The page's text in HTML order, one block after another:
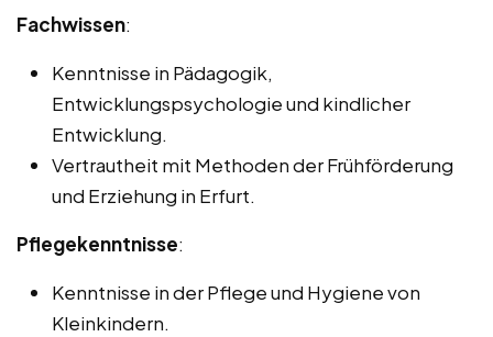
Fachwissen:
Kenntnisse in Pädagogik,
Entwicklungspsychologie und kindlicher
Entwicklung.
Vertrautheit mit Methoden der Frühförderung
und Erziehung in Erfurt.
Pflegekenntnisse:
Kenntnisse in der Pflege und Hygiene von
Kleinkindern.